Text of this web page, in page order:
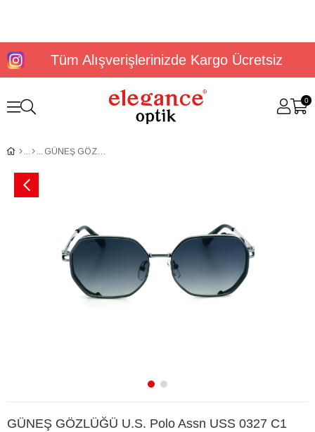
Tüm Alışverişlerinizde Kargo Ücretsiz
0
GÜNEŞ GÖZLÜĞÜ U.S. Polo Assn USS 0327 C1
GÜNEŞ GÖZLÜĞÜ U.S. Polo Assn USS 0327 C1